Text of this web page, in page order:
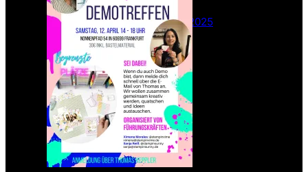
26. Februar 2025